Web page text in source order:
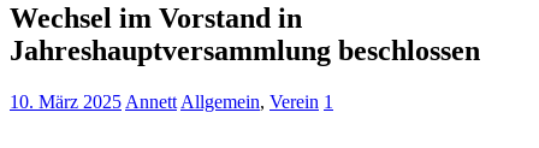
Wechsel im Vorstand in
Jahreshauptversammlung beschlossen
10. März 2025 Annett Allgemein, Verein 1